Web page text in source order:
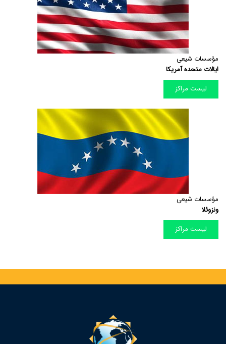
مؤسسات شیعی
ایالات متحده آمریکا
لیست مراکز
مؤسسات شیعی
ونزوئلا
لیست مراکز